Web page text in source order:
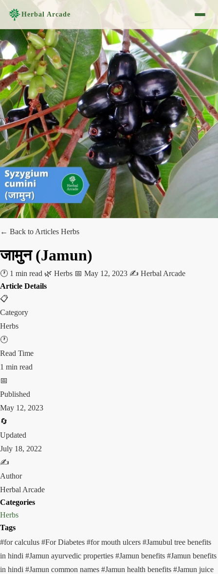
Herbal Arcade
← Back to Articles Herbs
जामुन (Jamun)
🕐 1 min read 🌿 Herbs 📅 May 12, 2023 ✍️ Herbal Arcade
Article Details
📋
Category
Herbs
🕐
Read Time
1 min read
📅
Published
May 12, 2023
🔄
Updated
July 18, 2022
✍️
Author
Herbal Arcade
Categories
Herbs
Tags
#for calculus #For Diabetes #for mouth ulcers #Jamubul tree benefits
in hindi #Jamun ayurvedic properties #Jamun benefits #Jamun benefits
in hindi #Jamun common names #Jamun health benefits #Jamun juice